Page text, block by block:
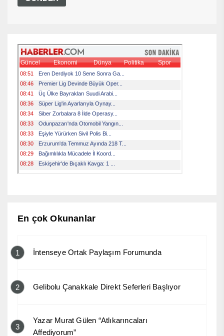
En çok Okunanlar
1 İntenseye Ortak Paylaşım Forumunda
2 Gelibolu Çanakkale Direkt Seferleri Başlıyor
3
Yazar Murat Gülen “Atlıkarıncaları
Affediyorum”